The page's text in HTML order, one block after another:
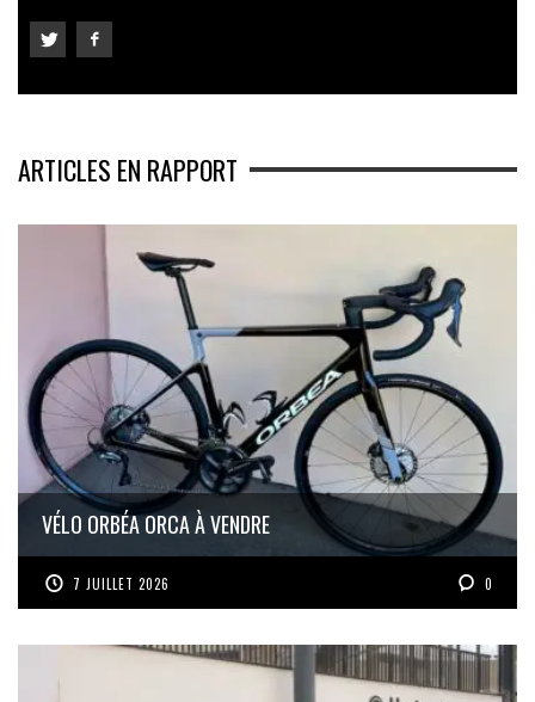
ARTICLES EN RAPPORT
VÉLO ORBÉA ORCA À VENDRE
7 JUILLET 2026 0